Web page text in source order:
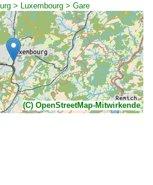
> Luxembourg > Gare
(C) OpenStreetMap-Mitwirkende